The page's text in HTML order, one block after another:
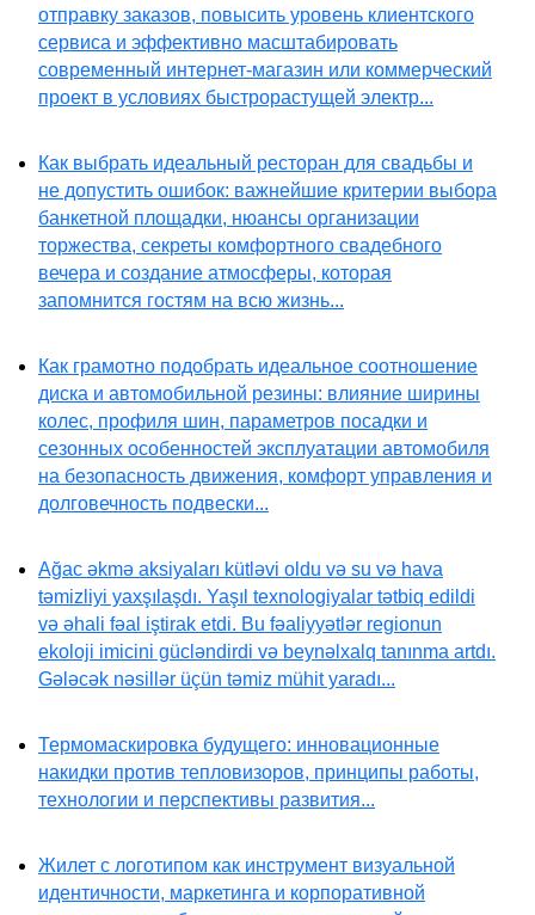
отправку заказов, повысить уровень клиентского
сервиса и эффективно масштабировать
современный интернет-магазин или коммерческий
проект в условиях быстрорастущей электр...
Как выбрать идеальный ресторан для свадьбы и
не допустить ошибок: важнейшие критерии выбора
банкетной площадки, нюансы организации
торжества, секреты комфортного свадебного
вечера и создание атмосферы, которая
запомнится гостям на всю жизнь...
Как грамотно подобрать идеальное соотношение
диска и автомобильной резины: влияние ширины
колес, профиля шин, параметров посадки и
сезонных особенностей эксплуатации автомобиля
на безопасность движения, комфорт управления и
долговечность подвески...
Ağac əkmə aksiyaları kütləvi oldu və su və hava
təmizliyi yaxşılaşdı. Yaşıl texnologiyalar tətbiq edildi
və əhali fəal iştirak etdi. Bu fəaliyyətlər regionun
ekoloji imicini gücləndirdi və beynəlxalq tanınma artdı.
Gələcək nəsillər üçün təmiz mühit yaradı...
Термомаскировка будущего: инновационные
накидки против тепловизоров, принципы работы,
технологии и перспективы развития...
Жилет с логотипом как инструмент визуальной
идентичности, маркетинга и корпоративной